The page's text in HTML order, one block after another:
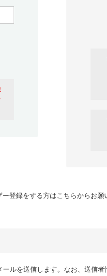
登録をする方はこちらからお願
ルを送信します。なお、送信者